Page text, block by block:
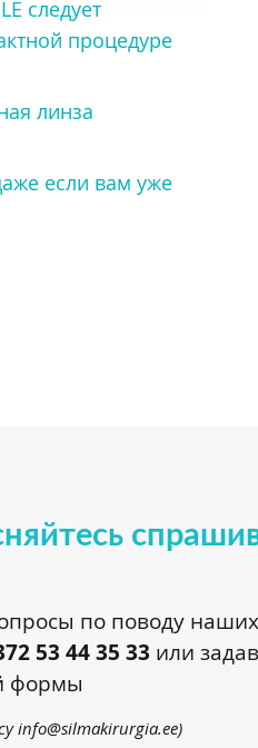
следует
процедуре
линза
если вам уже
по поводу
53 44 35 33 или
формы
info@silmakirurgia.ee)